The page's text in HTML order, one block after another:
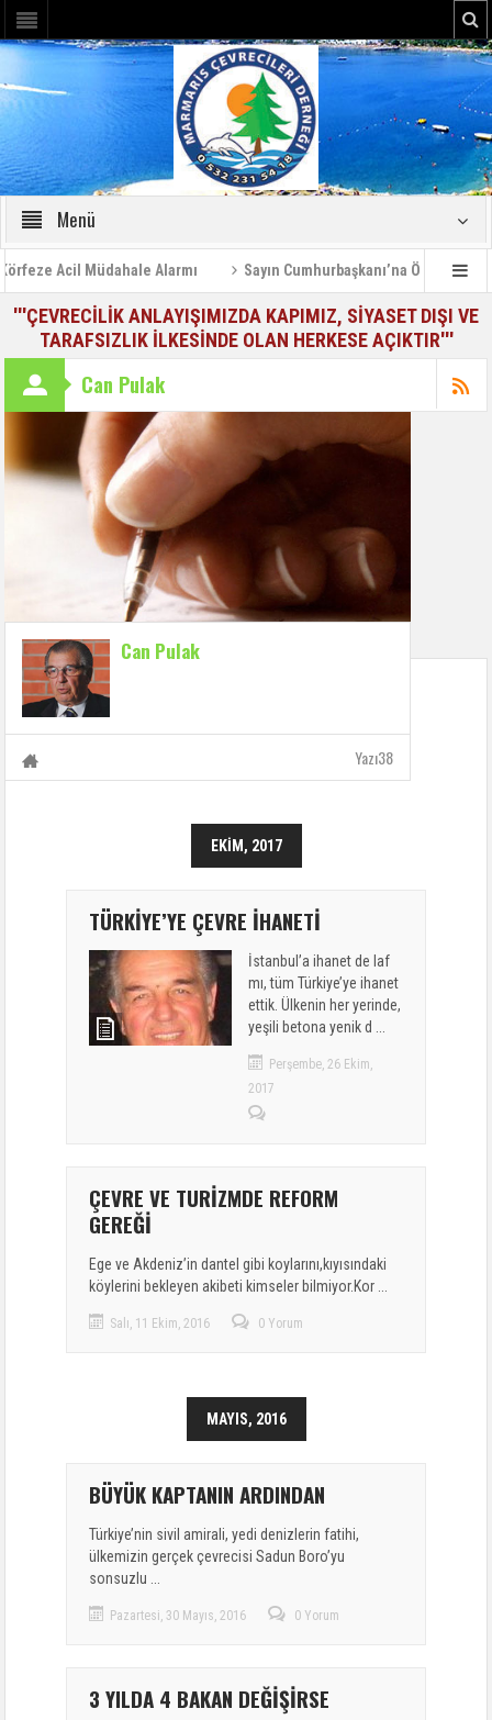
Menü
Acil Müdahale Alarmı Sayın Cumhurbaşkanı’na Özel
'''ÇEVRECİLİK ANLAYIŞIMIZDA KAPIMIZ, SİYASET DIŞI VE
TARAFSIZLIK İLKESİNDE OLAN HERKESE AÇIKTIR'''
Can Pulak
Can Pulak
Yazı38
EKIM, 2017
TÜRKİYE’YE ÇEVRE İHANETİ
İstanbul’a ihanet de laf
mı, tüm Türkiye’ye ihanet
ettik. Ülkenin her yerinde,
yeşili betona yenik d ...
Perşembe, 26 Ekim,
2017
ÇEVRE VE TURİZMDE REFORM
GEREĞİ
Ege ve Akdeniz’in dantel gibi koylarını,kıyısındaki
köylerini bekleyen akibeti kimseler bilmiyor.Kor ...
Salı, 11 Ekim, 2016 0 Yorum
MAYIS, 2016
BÜYÜK KAPTANIN ARDINDAN
Türkiye’nin sivil amirali, yedi denizlerin fatihi,
ülkemizin gerçek çevrecisi Sadun Boro’yu
sonsuzlu ...
Pazartesi, 30 Mayıs, 2016 0 Yorum
3 YILDA 4 BAKAN DEĞİŞİRSE